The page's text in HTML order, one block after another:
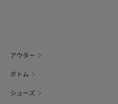
アウター
ボトム
シューズ